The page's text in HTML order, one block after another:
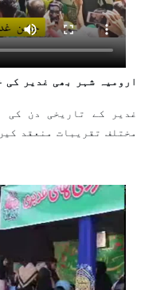
ارومیہ شہر بھی غدیر کی
غدیر کے تاریخی دن کی
مختلف تقریبات منعقد